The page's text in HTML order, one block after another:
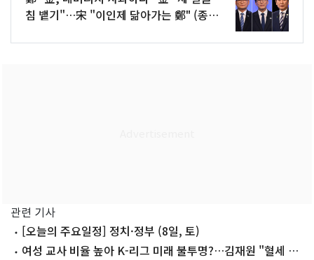
침 뱉기"…宋 "이인제 닮아가는 鄭" (종
관련 기사
[오늘의 주요일정] 정치·정부 (8일, 토)
여성 교사 비율 높아 K-리그 미래 불투명?…김재원 "혈세 낭